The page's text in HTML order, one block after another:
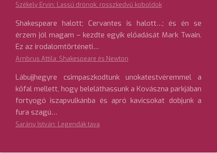
Székely Ervin: Lassú drónok, rosszkedvű koboldok
Shakespeare halott; Cervantes is halott…; és én se
érzem jól magam – kezdte egyik előadását Mark Twain.
Ez az irodalomtörténeti…
Ambrus Attila: Shakespeare és Newton
Lábujjhegyre csimpaszkodtunk unokatestvéremmel a
kőfal mellett, hogy beleláthassunk a Kovászna parkjában
fortyogó iszapvulkánba és apró kavicsokat dobjunk a
fura szagú…
Sarány István: Legendák tava